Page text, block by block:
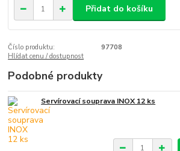
Přidat do košíku
Číslo produktu:
97708
Hlídat cenu / dostupnost
Podobné produkty
Servírovací souprava INOX 12 ks